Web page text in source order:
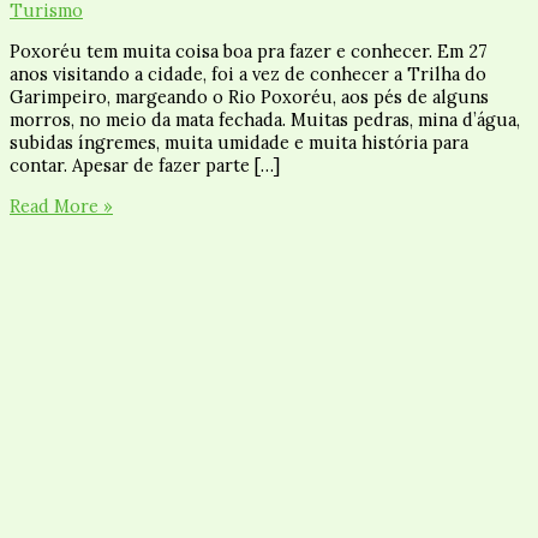
Turismo
Poxoréu tem muita coisa boa pra fazer e conhecer. Em 27
anos visitando a cidade, foi a vez de conhecer a Trilha do
Garimpeiro, margeando o Rio Poxoréu, aos pés de alguns
morros, no meio da mata fechada. Muitas pedras, mina d’água,
subidas íngremes, muita umidade e muita história para
contar. Apesar de fazer parte […]
Read More »